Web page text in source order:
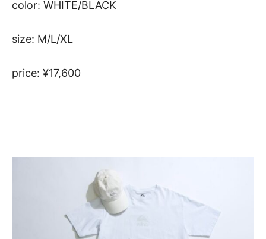
color: WHITE/BLACK
size: M/L/XL
price: ¥17,600